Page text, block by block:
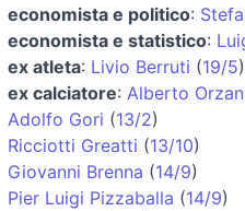
economista e politico:
economista e statistico:
ex atleta: Livio Berruti (19/5)
ex calciatore: Alberto Orzan
Adolfo Gori (13/2)
Ricciotti Greatti (13/10)
Giovanni Brenna (14/9)
Pier Luigi Pizzaballa (14/9)